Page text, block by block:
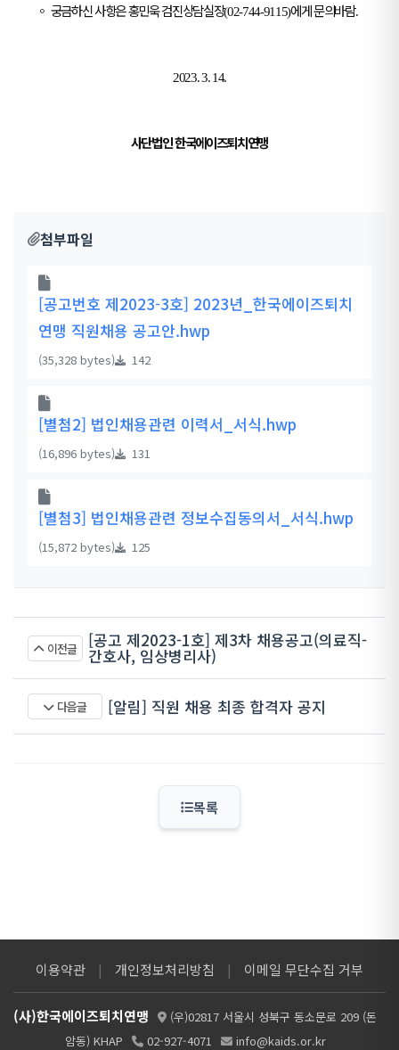
◦ 궁금하신 사항은 홍민욱 검진상담실장(02-744-9115)에게 문의바람.
2023. 3. 14.
사단법인 한국에이즈퇴치연맹
첨부파일
[공고번호 제2023-3호] 2023년_한국에이즈퇴치
연맹 직원채용 공고안.hwp
(35,328 bytes) 142
[별첨2] 법인채용관련 이력서_서식.hwp
(16,896 bytes) 131
[별첨3] 법인채용관련 정보수집동의서_서식.hwp
(15,872 bytes) 125
이전글 [공고 제2023-1호] 제3차 채용공고(의료직-
간호사, 임상병리사)
다음글 [알림] 직원 채용 최종 합격자 공지
목록
이용약관 | 개인정보처리방침 | 이메일 무단수집 거부
(사)한국에이즈퇴치연맹
(우)02817 서울시 성북구 동소문로 209 (돈
암동) KHAP
02-927-4071 info@kaids.or.kr